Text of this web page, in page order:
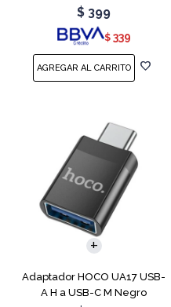
$ 399
$ 339
Adaptador HOCO UA17 USB-
A H a USB-C M Negro